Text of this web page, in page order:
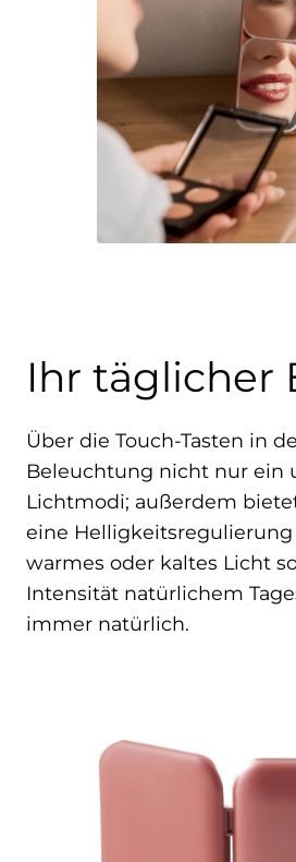
Ihr täglicher
Über die Touch-Tasten in
Beleuchtung nicht nur ein
Lichtmodi; außerdem
eine
warmes oder kaltes Licht
Intensität natürlichem
immer natürlich.